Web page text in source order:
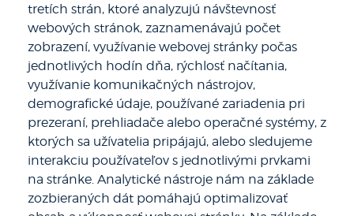
tretích strán, ktoré analyzujú návštevnosť
webových stránok, zaznamenávajú počet
zobrazení, využívanie webovej stránky počas
jednotlivých hodín dňa, rýchlosť načítania,
využívanie komunikačných nástrojov,
demografické údaje, používané zariadenia pri
prezeraní, prehliadače alebo operačné systémy, z
ktorých sa užívatelia pripájajú, alebo sledujeme
interakciu používateľov s jednotlivými prvkami
na stránke. Analytické nástroje nám na základe
zozbieraných dát pomáhajú optimalizovať